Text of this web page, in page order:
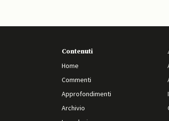
Contenuti
Home
Commenti
Approfondimenti
Archivio